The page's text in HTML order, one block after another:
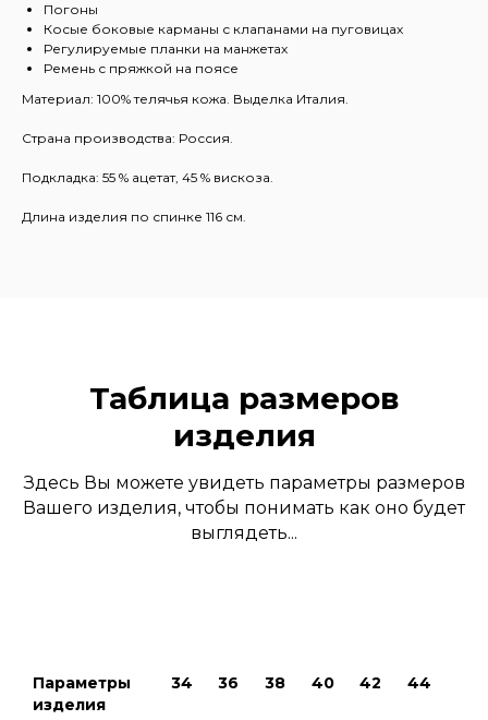
Погоны
Косые боковые карманы с клапанами на пуговицах
Регулируемые планки на манжетах
Ремень с пряжкой на поясе
Материал: 100% телячья кожа. Выделка Италия.
Страна производства: Россия.
Подкладка: 55 % ацетат, 45 % вискоза.
Длина изделия по спинке 116 см.
Таблица размеров
изделия
Здесь Вы можете увидеть параметры размеров
Вашего изделия, чтобы понимать как оно будет
выглядеть...
Параметры
изделия
34 36 38 40 42 44